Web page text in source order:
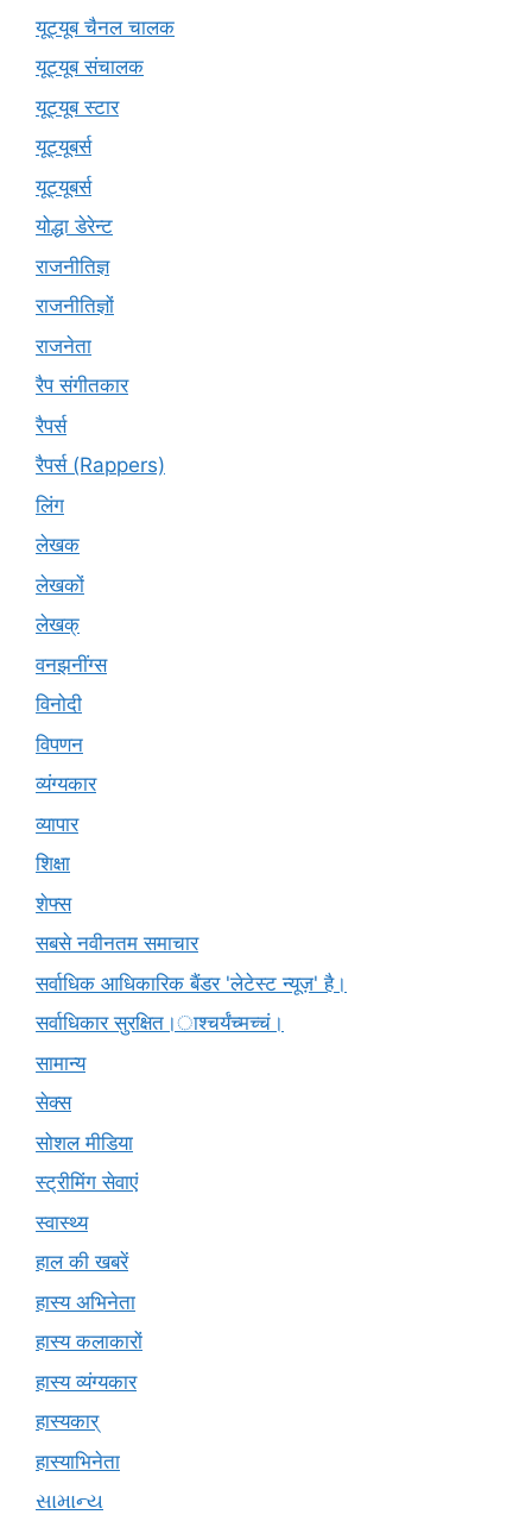
यूट्यूब चैनल चालक
यूट्यूब संचालक
यूट्यूब स्टार
यूट्यूबर्स
यूट्‍यूबर्स
योद्धा डेरेन्ट
राजनीतिज्ञ
राजनीतिज्ञों
राजनेता
रैप संगीतकार
रैपर्स
रैपर्स (Rappers)
लिंग
लेखक
लेखकों
लेखक्
वनझनींग्स
विनोदी
विपणन
व्यंग्यकार
व्यापार
शिक्षा
शेफ्स
सबसे नवीनतम समाचार
सर्वाधिक आधिकारिक बैंडर 'लेटेस्ट न्यूज़' है।
सर्वाधिकार सुरक्षित।ाश्चर्यंच्मच्चं।
सामान्य
सेक्स
सोशल मीडिया
स्ट्रीमिंग सेवाएं
स्वास्थ्य
हाल की खबरें
हास्य अभिनेता
हास्य कलाकारों
हास्य व्यंग्यकार
हास्यकार्
हास्याभिनेता
સામાન્ય